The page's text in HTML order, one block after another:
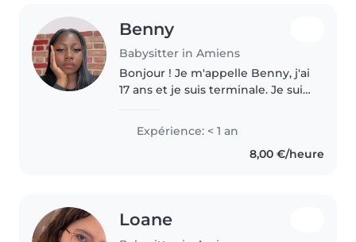
Benny
Babysitter in Amiens
Bonjour ! Je m'appelle Benny, j'ai
17 ans et je suis terminale. Je suis
créative et très à l'aise avec les
enfants. J'ai l'habitude de garder
Expérience: < 1 an
8,00 €/heure
Loane